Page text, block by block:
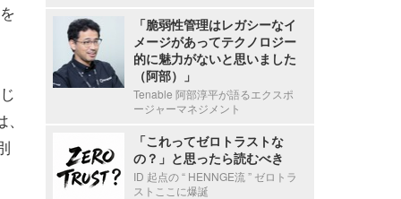
「脆弱性管理はレガシーなイ
メージがあってテクノロジー
的に魅力がないと思いました
（阿部）」
Tenable 阿部淳平が語るエクスポ
ージャーマネジメント
「これってゼロトラストな
の？」と思ったら読むべき
ID 起点の “ HENNGE流 ” ゼロトラ
ストここに爆誕